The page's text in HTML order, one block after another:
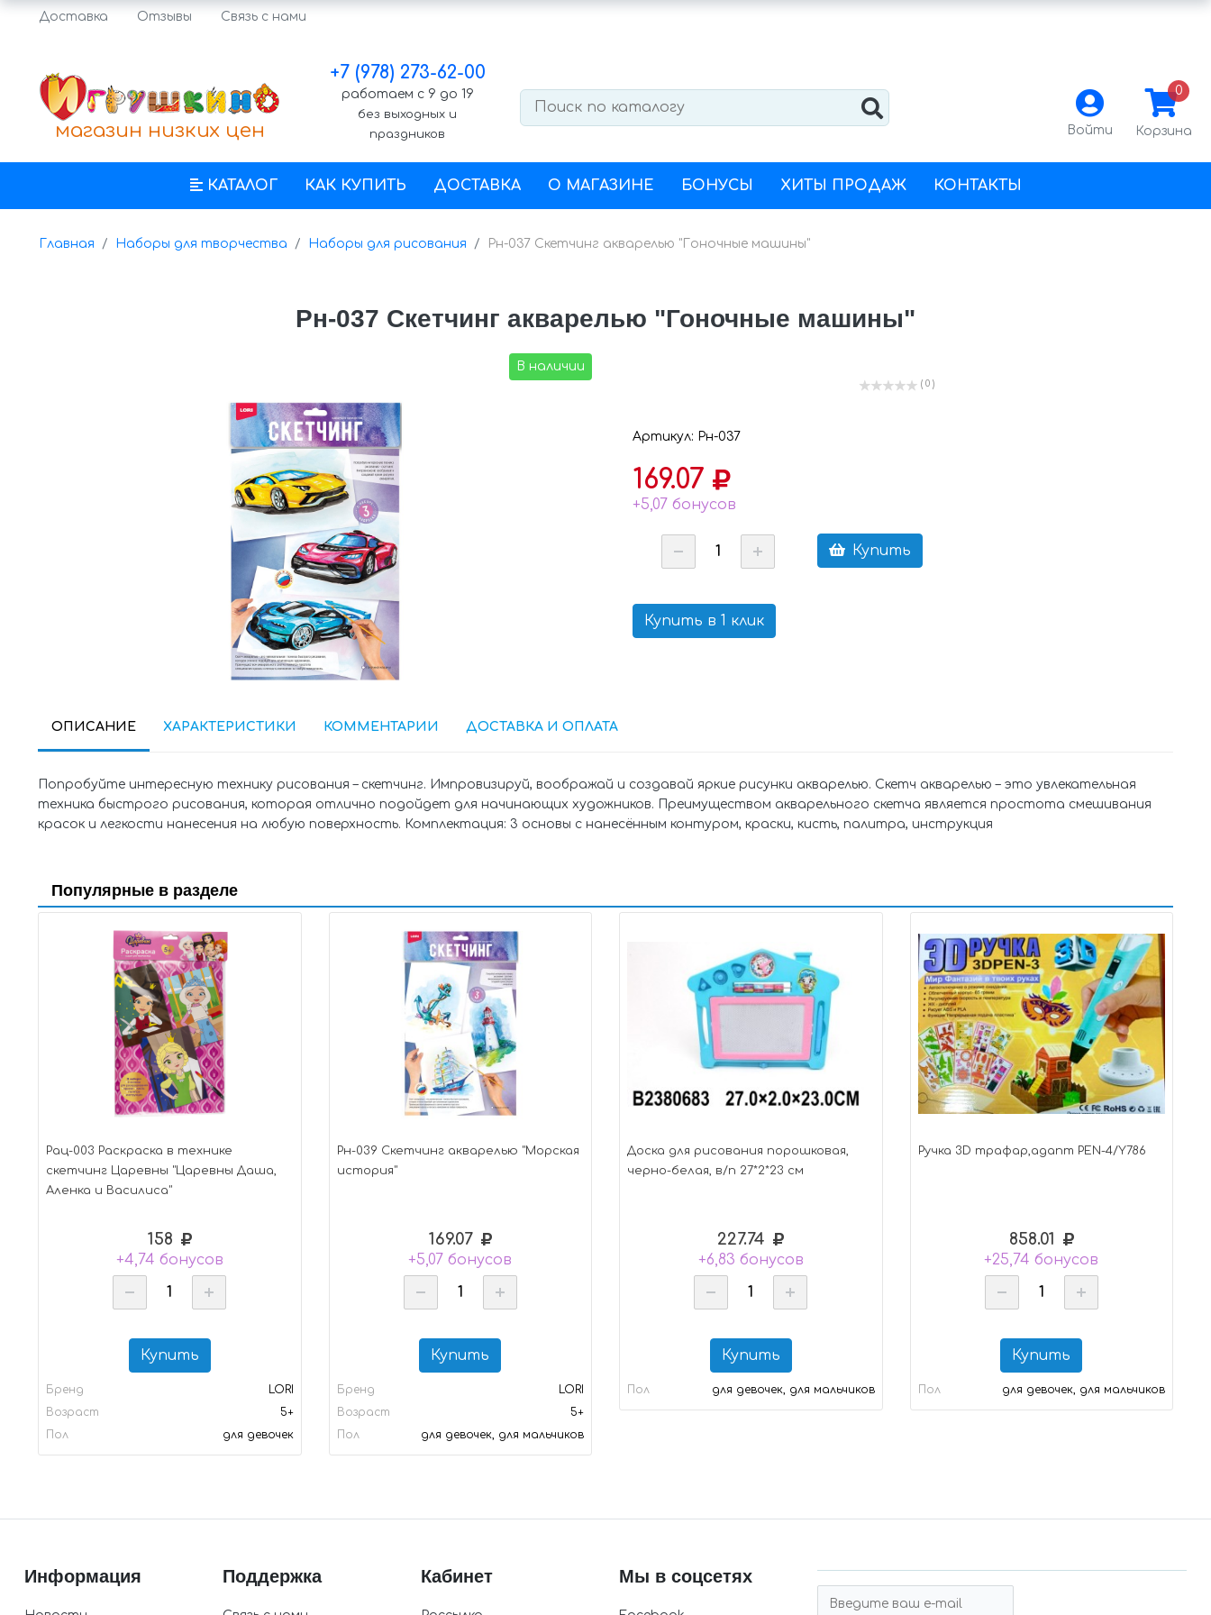
Доставка Отзывы Связь с нами
магазин низких цен
+7 (978) 273-62-00
работаем с 9 до 19
без выходных и
праздников
Войти
0
Корзина
КАТАЛОГ КАК КУПИТЬ ДОСТАВКА О МАГАЗИНЕ БОНУСЫ ХИТЫ ПРОДАЖ КОНТАКТЫ
Главная Наборы для творчества Наборы для рисования Рн-037 Скетчинг акварелью "Гоночные машины"
Рн-037 Скетчинг акварелью "Гоночные машины"
В наличии
( 0 )
Артикул: Рн-037
169.07
+5,07 бонусов
Купить
Купить в 1 клик
ОПИСАНИЕ ХАРАКТЕРИСТИКИ КОММЕНТАРИИ ДОСТАВКА И ОПЛАТА
Попробуйте интересную технику рисования – скетчинг. Импровизируй, воображай и создавай яркие рисунки акварелью. Скетч акварелью – это увлекательная
техника быстрого рисования, которая отлично подойдет для начинающих художников. Преимуществом акварельного скетча является простота смешивания
красок и легкости нанесения на любую поверхность. Комплектация: 3 основы с нанесённым контуром, краски, кисть, палитра, инструкция
Популярные в разделе
Рац-003 Раскраска в технике
скетчинг Царевны "Царевны Даша,
Аленка и Василиса"
158
+4,74 бонусов
Купить
Бренд
LORI
Возраст
5+
Пол
для девочек
Рн-039 Скетчинг акварелью "Морская
история"
169.07
+5,07 бонусов
Купить
Бренд
LORI
Возраст
5+
Пол
для девочек, для мальчиков
Доска для рисования порошковая,
черно-белая, в/п 27*2*23 см
227.74
+6,83 бонусов
Купить
Пол для девочек, для мальчиков
Ручка 3D трафар,адапт PEN-4/Y786
858.01
+25,74 бонусов
Купить
Пол для девочек, для мальчиков
Информация Поддержка Кабинет Мы в соцсетях